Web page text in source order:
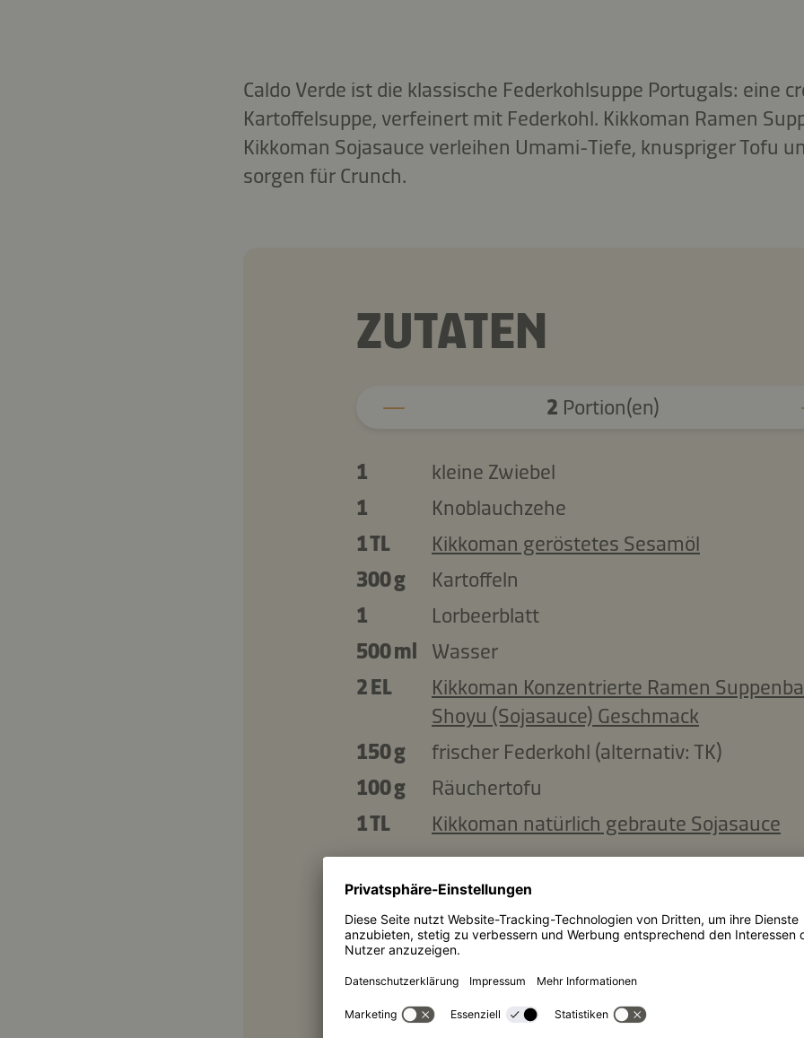
Caldo Verde ist die klassische Federkohlsuppe Portugals: eine
Kartoffelsuppe, verfeinert mit Federkohl. Kikkoman Ramen
Kikkoman Sojasauce verleihen Umami-Tiefe, knuspriger Tofu
sorgen für Crunch.
ZUTATEN
2 Portion(en)
1
kleine Zwiebel
1
Knoblauchzehe
1 TL
Kikkoman geröstetes Sesamöl
300 g
Kartoffeln
1
Lorbeerblatt
500 ml
Wasser
2 EL
Kikkoman Konzentrierte Ramen
Shoyu (Sojasauce) Geschmack
150 g
frischer Federkohl (alternativ: TK)
100 g
Räuchertofu
1 TL
Kikkoman natürlich gebraute Sojasauce
Zusätzlich:
2 EL
Kikkoman natürlich gebraute Sojasauce
Pfeffer aus der Mühle
Muskatnuss
1 TL
Kikkoman geröstetes Sesamöl